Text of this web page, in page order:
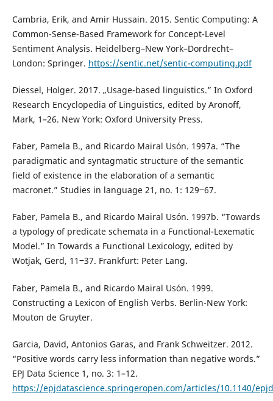
Cambria, Erik, and Amir Hussain. 2015. Sentic Computing: A
Common-Sense-Based Framework for Concept-Level
Sentiment Analysis. Heidelberg–New York–Dordrecht–
London: Springer. https://sentic.net/sentic-computing.pdf
Diessel, Holger. 2017. „Usage-based linguistics.” In Oxford
Research Encyclopedia of Linguistics, edited by Aronoff,
Mark, 1–26. New York: Oxford University Press.
Faber, Pamela B., and Ricardo Mairal Usón. 1997a. “The
paradigmatic and syntagmatic structure of the semantic
field of existence in the elaboration of a semantic
macronet.” Studies in language 21, no. 1: 129‒67.
Faber, Pamela B., and Ricardo Mairal Usón. 1997b. “Towards
a typology of predicate schemata in a Functional-Lexematic
Model.” In Towards a Functional Lexicology, edited by
Wotjak, Gerd, 11‒37. Frankfurt: Peter Lang.
Faber, Pamela B., and Ricardo Mairal Usón. 1999.
Constructing a Lexicon of English Verbs. Berlin-New York:
Mouton de Gruyter.
Garcia, David, Antonios Garas, and Frank Schweitzer. 2012.
“Positive words carry less information than negative words.”
EPJ Data Science 1, no. 3: 1–12.
https://epjdatascience.springeropen.com/articles/10.1140/